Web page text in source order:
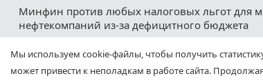
Минфин против любых налоговых льгот для
нефтекомпаний из-за дефицитного бюджета
Соглашение о свободной торговле между
ОАЭ вступит в силу с 6 октября
Мы используем cookie-файлы, чтобы получить
может привести к неполадкам в работе сайта.